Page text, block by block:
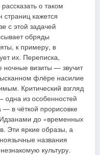
о таком
кажется
с этой задачей
обряды
к примеру, в
их. Переписка,
ночные визиты — звучит
флёре насилие
Критический взгляд
из особенностей
— в чёткой прорисовке
до «временных
Эти яркие образы, а
названия
культуру.